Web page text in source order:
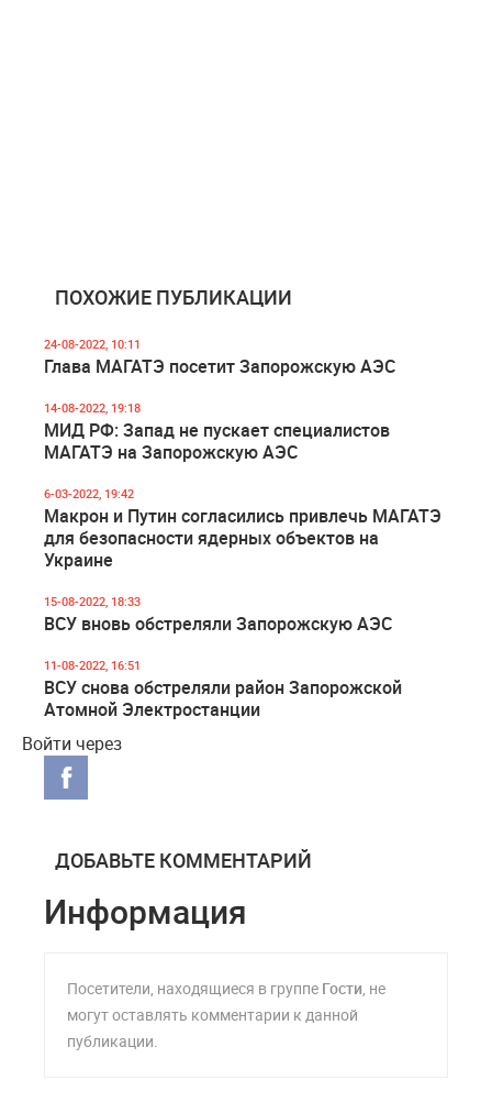
ПОХОЖИЕ ПУБЛИКАЦИИ
24-08-2022, 10:11
Глава МАГАТЭ посетит Запорожскую АЭС
14-08-2022, 19:18
МИД РФ: Запад не пускает специалистов
МАГАТЭ на Запорожскую АЭС
6-03-2022, 19:42
Макрон и Путин согласились привлечь МАГАТЭ
для безопасности ядерных объектов на
Украине
15-08-2022, 18:33
ВСУ вновь обстреляли Запорожскую АЭС
11-08-2022, 16:51
ВСУ снова обстреляли район Запорожской
Атомной Электростанции
Войти через
ДОБАВЬТЕ КОММЕНТАРИЙ
Информация
Посетители, находящиеся в группе Гости , не
могут оставлять комментарии к данной
публикации.